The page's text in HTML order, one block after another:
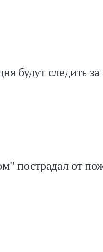
будут следить
пострадал от